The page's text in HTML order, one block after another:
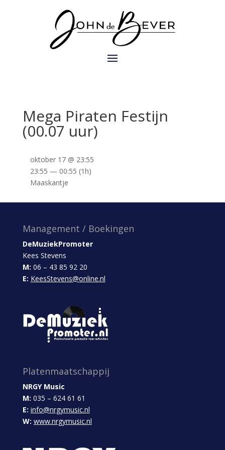
Mega Piraten Festijn
(00.07 uur)
oktober 17 @ 23:55
23:55 — 00:55 (1h)
Maaskantje
Management / Boekingen
DeMuziekPromoter
Kees Stevens
M: 06 – 43 85 92 20
E: KeesStevens@online.nl
Platenmaatschappij
NRGY Music
M: 035 – 624 61 61
E: info@nrgymusic.nl
W: www.nrgymusic.nl